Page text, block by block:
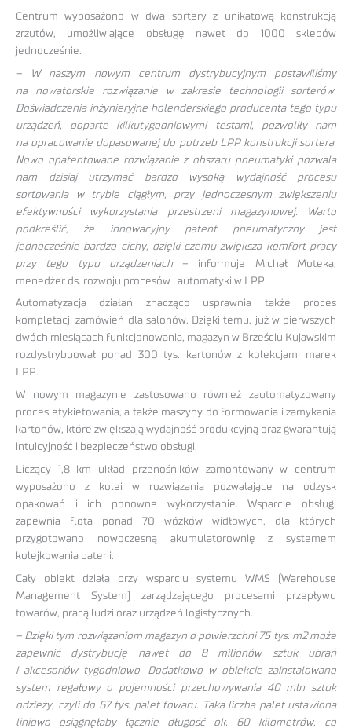
Centrum wyposażono w dwa sortery z unikatową konstrukcją
zrzutów, umożliwiające obsługę nawet do 1000 sklepów
jednocześnie.
– W naszym nowym centrum dystrybucyjnym postawiliśmy
na nowatorskie rozwiązanie w zakresie technologii sorterów.
Doświadczenia inżynieryjne holenderskiego producenta tego typu
urządzeń, poparte kilkutygodniowymi testami, pozwoliły nam
na opracowanie dopasowanej do potrzeb LPP konstrukcji sortera.
Nowo opatentowane rozwiązanie z obszaru pneumatyki pozwala
nam dzisiaj utrzymać bardzo wysoką wydajność procesu
sortowania w trybie ciągłym, przy jednoczesnym zwiększeniu
efektywności wykorzystania przestrzeni magazynowej. Warto
podkreślić, że innowacyjny patent pneumatyczny jest
jednocześnie bardzo cichy, dzięki czemu zwiększa komfort pracy
przy tego typu urządzeniach– informuje Michał Moteka,
menedżer ds. rozwoju procesów i automatyki w LPP.
Automatyzacja działań znacząco usprawnia także proces
kompletacji zamówień dla salonów. Dzięki temu, już w pierwszych
dwóch miesiącach funkcjonowania, magazyn w Brześciu Kujawskim
rozdystrybuował ponad 300 tys. kartonów z kolekcjami marek
LPP.
W nowym magazynie zastosowano również zautomatyzowany
proces etykietowania, a także maszyny do formowania i zamykania
kartonów, które zwiększają wydajność produkcyjną oraz gwarantują
intuicyjność i bezpieczeństwo obsługi.
Liczący 1,8 km układ przenośników zamontowany w centrum
wyposażono z kolei w rozwiązania pozwalające na odzysk
opakowań i ich ponowne wykorzystanie. Wsparcie obsługi
zapewnia flota ponad 70 wózków widłowych, dla których
przygotowano nowoczesną akumulatorownię z systemem
kolejkowania baterii.
Cały obiekt działa przy wsparciu systemu WMS (Warehouse
Management System) zarządzającego procesami przepływu
towarów, pracą ludzi oraz urządzeń logistycznych.
– Dzięki tym rozwiązaniom magazyn o powierzchni 75 tys. m2 może
zapewnić dystrybucję nawet do 8 milionów sztuk ubrań
i akcesoriów tygodniowo. Dodatkowo w obiekcie zainstalowano
system regałowy o pojemności przechowywania 40 mln sztuk
odzieży, czyli do 67 tys. palet towaru. Taka liczba palet ustawiona
liniowo osiągnęłaby łącznie długość ok. 60 kilometrów, co